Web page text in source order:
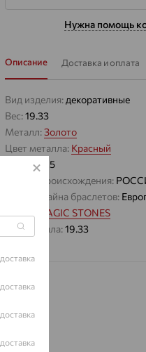
Нужна помощь
Описание Доставка и оплата
Вид изделия: декоративные
Вес:19.33
Металл:Золото
Цвет металла: Красный
Проба:585
Страна происхождения:
Виды дизайна браслетов:
MAGIC STONES
Вес металла:19.33
доставка
доставка
доставка
доставка